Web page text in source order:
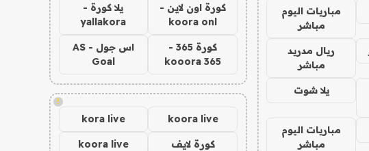
مباريات اليوم
مباشر
ريال مدريد
مباشر
يلا شوت
مباريات اليوم
مباشر
كورة اون لاين -
koora onl
يلا كورة -
yallakora
كورة 365 -
kooora 365
اس جول - AS
Goal
!
koora live
kora live
كورة لايف koora live